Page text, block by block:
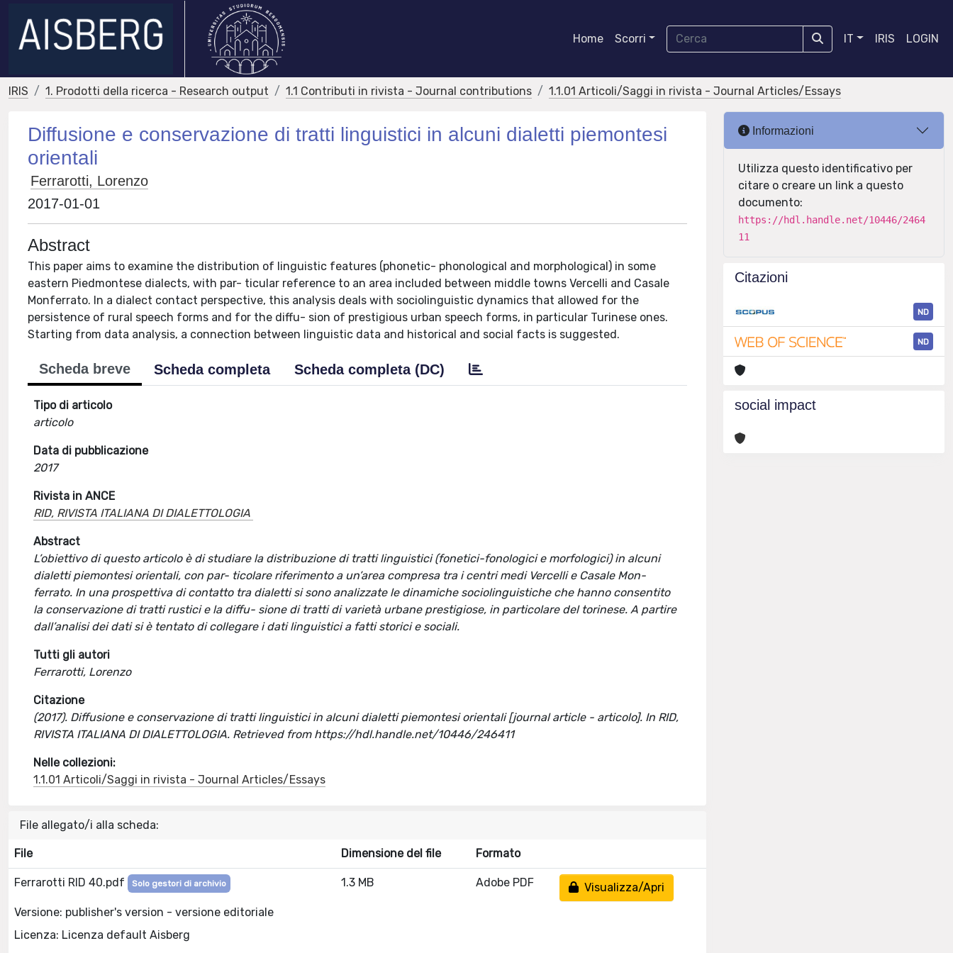
Home Scorri IT IRIS LOGIN
IRIS 1. Prodotti della ricerca - Research output 1.1 Contributi in rivista - Journal contributions 1.1.01 Articoli/Saggi in rivista - Journal Articles/Essays
Diffusione e conservazione di tratti linguistici in alcuni dialetti piemontesi
orientali
Ferrarotti, Lorenzo
2017-01-01
Abstract
This paper aims to examine the distribution of linguistic features (phonetic- phonological and morphological) in some
eastern Piedmontese dialects, with par- ticular reference to an area included between middle towns Vercelli and Casale
Monferrato. In a dialect contact perspective, this analysis deals with sociolinguistic dynamics that allowed for the
persistence of rural speech forms and for the diffu- sion of prestigious urban speech forms, in particular Turinese ones.
Starting from data analysis, a connection between linguistic data and historical and social facts is suggested.
Scheda breve Scheda completa Scheda completa (DC)
Tipo di articolo
articolo
Data di pubblicazione
2017
Rivista in ANCE
RID, RIVISTA ITALIANA DI DIALETTOLOGIA
Abstract
L’obiettivo di questo articolo è di studiare la distribuzione di tratti linguistici (fonetici-fonologici e morfologici) in alcuni
dialetti piemontesi orientali, con par- ticolare riferimento a un’area compresa tra i centri medi Vercelli e Casale Mon-
ferrato. In una prospettiva di contatto tra dialetti si sono analizzate le dinamiche sociolinguistiche che hanno consentito
la conservazione di tratti rustici e la diffu- sione di tratti di varietà urbane prestigiose, in particolare del torinese. A partire
dall’analisi dei dati si è tentato di collegare i dati linguistici a fatti storici e sociali.
Tutti gli autori
Ferrarotti, Lorenzo
Citazione
(2017). Diffusione e conservazione di tratti linguistici in alcuni dialetti piemontesi orientali [journal article - articolo]. In RID,
RIVISTA ITALIANA DI DIALETTOLOGIA. Retrieved from https://hdl.handle.net/10446/246411
Nelle collezioni:
1.1.01 Articoli/Saggi in rivista - Journal Articles/Essays
File allegato/i alla scheda:
File Dimensione del file Formato
Ferrarotti RID 40.pdf Solo gestori di archivio
Versione: publisher's version - versione editoriale
Licenza: Licenza default Aisberg
1.3 MB Adobe PDF Visualizza/Apri
Informazioni
Utilizza questo identificativo per
citare o creare un link a questo
documento:
https://hdl.handle.net/10446/2464
11
Citazioni
ND
ND
social impact